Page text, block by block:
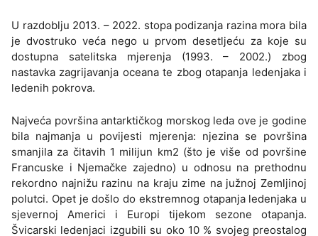
U razdoblju 2013. – 2022. stopa podizanja razina mora bila
je dvostruko veća nego u prvom desetljeću za koje su
dostupna satelitska mjerenja (1993. – 2002.) zbog
nastavka zagrijavanja oceana te zbog otapanja ledenjaka i
ledenih pokrova.
Najveća površina antarktičkog morskog leda ove je godine
bila najmanja u povijesti mjerenja: njezina se površina
smanjila za čitavih 1 milijun km2 (što je više od površine
Francuske i Njemačke zajedno) u odnosu na prethodnu
rekordno najnižu razinu na kraju zime na južnoj Zemljinoj
polutci. Opet je došlo do ekstremnog otapanja ledenjaka u
sjevernoj Americi i Europi tijekom sezone otapanja.
Švicarski ledenjaci izgubili su oko 10 % svojeg preostalog